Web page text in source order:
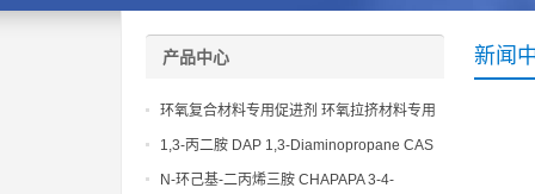
新闻
产品中心
环氧复合材料专用促进剂 环氧拉挤材料专用
促进剂 NT EP 120
1,3-丙二胺 DAP 1,3-Diaminopropane CAS
No 109-76-2
N-环己基-二丙烯三胺 CHAPAPA 3-4-